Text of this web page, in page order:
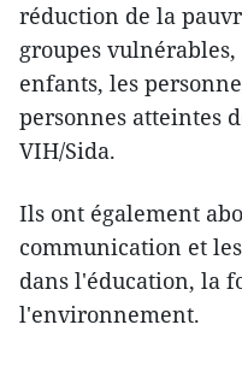
réduction de la
groupes
enfants, les
personnes atteintes
VIH/Sida.
Ils ont également
communication et
dans l'éducation, la
l'environnement.